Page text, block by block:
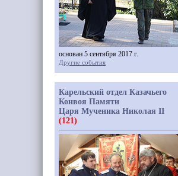
основан 5 сентября 2017 г.
Другие события
Карельский отдел Казачьего
Конвоя Памяти
Царя Мученика Николая II
(121)